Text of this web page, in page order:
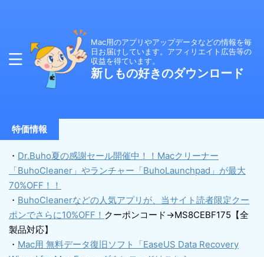
Mac用のアプリやアップデータなどの情報を毎
日お届けしています。アフィリエイト広告等の
収益を得ています。
新しもの好きのダウンロード
特価情報
・ Dr.Buho夏の感謝セール開催中！！Macクリーナー
「BuhoCleaner」やランチャー「BuhoLaunchpad」が最大
70%OFF！！
・ BuhoCleanerなどの人気アプリが、当サイト読者限定クー
ポンでさらに10%OFF！ クーポンコード→MS8CEBF175【全
製品対応】
・ Mac用 無料データ復旧ソフト「EaseUS Data Recovery